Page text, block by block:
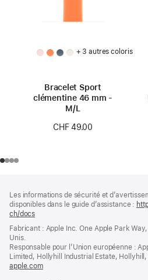
+ 3 autres coloris
Bracelet Sport
clémentine 46 mm -
M/L
CHF 49.00
de
page
de
bas
de
page
Les informations de sécurité et
disponibles dans le guide d’assistance :
ch/docs
une
fenêtre)
Fabricant : Apple Inc. One Apple Park
Unis.
Responsable pour l’Union européenne :
Limited, Hollyhill Industrial Estate,
apple.com(s’ouvre